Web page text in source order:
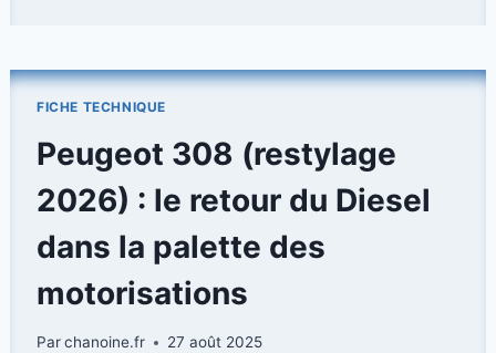
T-
PLUS
SPACIEUX
ET
ÉCOLOGIQUEMENT
RESPONSABLE
FICHE TECHNIQUE
Peugeot 308 (restylage
2026) : le retour du Diesel
dans la palette des
motorisations
Parchanoine.fr 27 août 2025